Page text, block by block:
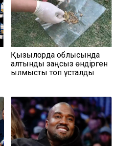
Қызылорда облысында
алтынды заңсыз өндірген
қылмыстық топ ұсталды